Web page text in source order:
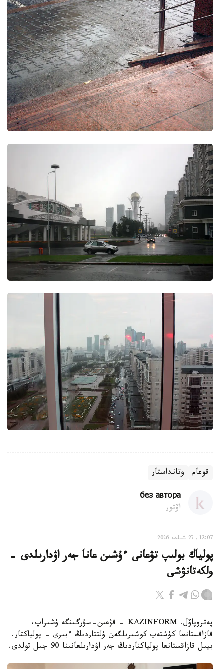
قوعام وتانداستار
без автора
اۆتور
12:07, 27 شىلدە 2026
پولياك بولىپ تۋعانى ءۇشىن عانا جەر اۋدارىلدى -
ولكەتانۋشى
پەتروپاۆل. KAZINFORM - قۋعىن-سۇرگىنگە ۇشىراپ،
قازاقستانعا كۇشتەپ كوشىرىلگەن ۇلتتاردىڭ ءبىرى - پولياكتار.
بيىل قازاقستانعا پولياكتاردىڭ جەر اۋدارىلعانىنا 90 جىل تولدى.